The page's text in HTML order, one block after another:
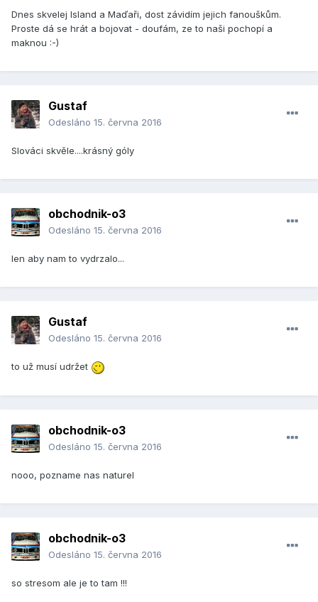
Dnes skvelej Island a Maďaři, dost závidím jejich fanouškům.
Proste dá se hrát a bojovat - doufám, ze to naši pochopí a
maknou :-)
Gustaf
Odesláno 15. června 2016
Slováci skvěle....krásný góly
obchodnik-o3
Odesláno 15. června 2016
len aby nam to vydrzalo...
Gustaf
Odesláno 15. června 2016
to už musí udržet
obchodnik-o3
Odesláno 15. června 2016
nooo, pozname nas naturel
obchodnik-o3
Odesláno 15. června 2016
so stresom ale je to tam !!!